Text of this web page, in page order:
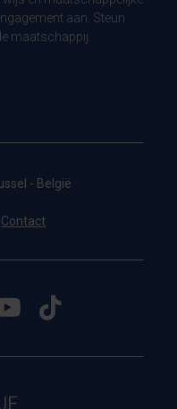
aan. Steun
maatschappij.
- België
Contact